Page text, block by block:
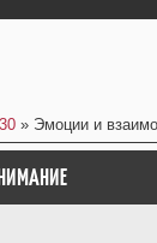
30 » Эмоции и